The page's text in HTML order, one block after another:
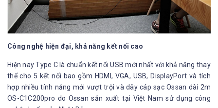
Công nghệ hiện đại, khả năng kết nối cao
Hiện nay Type C là chuẩn kết nối USB mới nhất với khả năng thay
thế cho 5 kết nối bao gồm HDMI, VGA, USB, DisplayPort và tích
hợp nhiều tính năng mới vượt trội và dây cáp sạc Ossan dài 2m
OS-C1C200pro do Ossan sản xuất tại Việt Nam sử dụng công